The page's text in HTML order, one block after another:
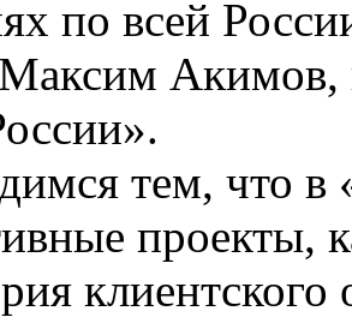
по всей
Акимов,
тем, что в
проекты,